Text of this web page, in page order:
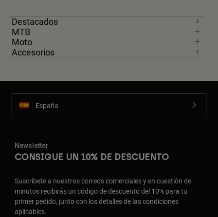
Destacados
MTB
Moto
Accesorios
España
Newsletter
CONSIGUE UN 10% DE DESCUENTO
Suscríbete a nuestros correos comerciales y en cuestión de
minutos recibirás un código de descuento del 10% para tu
primer pedido, junto con los detalles de las condiciones
aplicables.